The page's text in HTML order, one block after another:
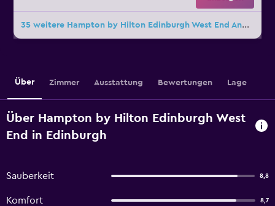
35 weitere Hampton by Hilton Edinburgh West End Angebote
Über Zimmer Ausstattung Bewertungen Lage
Über Hampton by Hilton Edinburgh West
End in Edinburgh
Sauberkeit 8,8
Komfort 8,7